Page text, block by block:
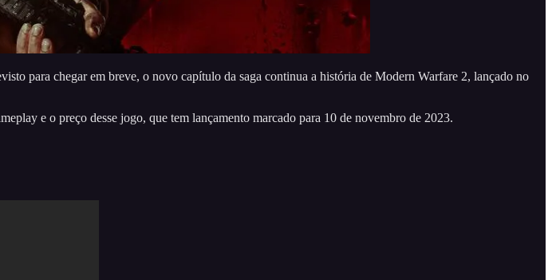
para chegar em breve, o novo capítulo da saga continua a história de Modern Warfare 2, lançado no
e o preço desse jogo, que tem lançamento marcado para 10 de novembro de 2023.